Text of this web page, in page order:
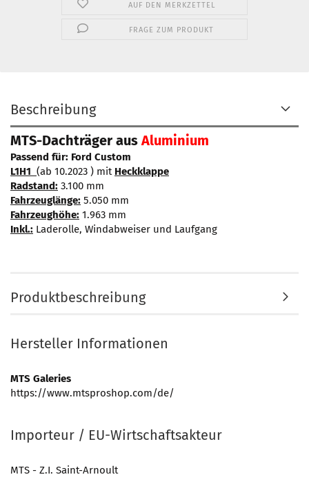
AUF DEN MERKZETTEL
FRAGE ZUM PRODUKT
Beschreibung
MTS-Dachträger ausAluminium
Passend für: Ford Custom
L1H1 (ab 10.2023 ) mit Heckklappe
Radstand: 3.100 mm
Fahrzeuglänge: 5.050 mm
Fahrzeughöhe: 1.963 mm
Inkl.: Laderolle, Windabweiser und Laufgang
Produktbeschreibung
Hersteller Informationen
MTS Galeries
https://www.mtsproshop.com/de/
Importeur / EU-Wirtschaftsakteur
MTS - Z.I. Saint-Arnoult